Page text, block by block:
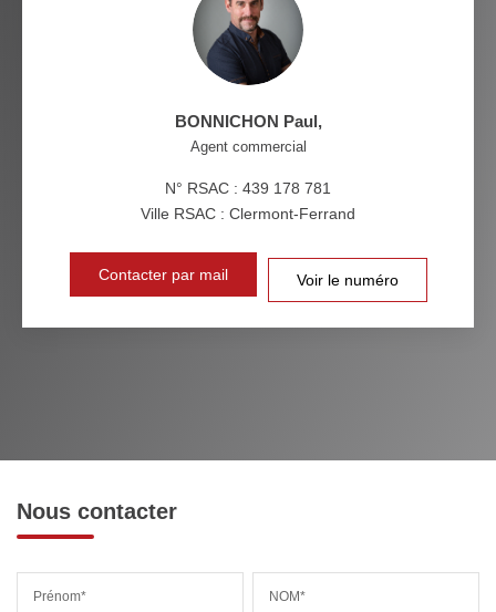
BONNICHON Paul,
Agent commercial
N° RSAC : 439 178 781
Ville RSAC : Clermont-Ferrand
Contacter par mail Voir le numéro
Nous contacter
Prénom* NOM*